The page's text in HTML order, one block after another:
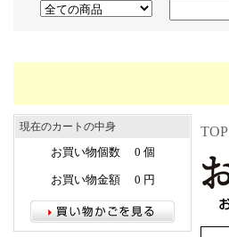
現在のカートの中身
お買い物個数 0 個
お買い物金額 0 円
TOP